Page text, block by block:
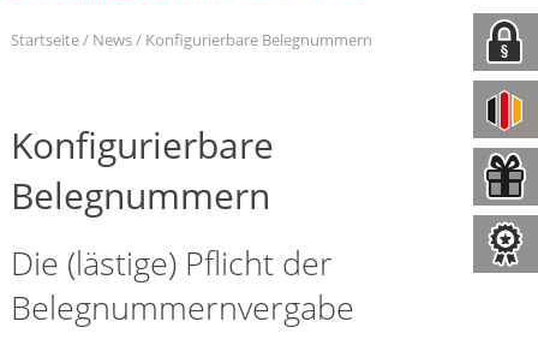
Startseite News Konfigurierbare Belegnummern
Konfigurierbare
Belegnummern
Die (lästige) Pflicht der
Belegnummernvergabe